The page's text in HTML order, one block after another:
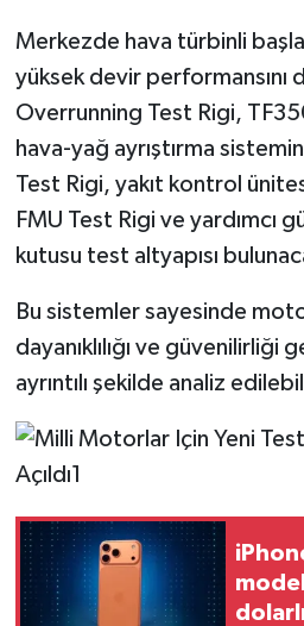
Merkezde hava türbinli
yüksek devir performansını
Overrunning Test Rigi,
hava-yağ ayrıştırma
Test Rigi, yakıt kontrol
FMU Test Rigi ve yardımcı
kutusu test altyapısı
Bu sistemler sayesinde
dayanıklılığı ve güvenilirliği
ayrıntılı şekilde analiz
Rüya Tabirleri
Şaphane
Simav
Spor
Tavşanlı
Türkiye
Video Galeri